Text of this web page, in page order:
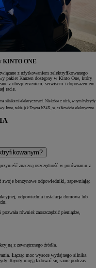
KINTO ONE
z użytkowaniem zelektryfikowanego
pakiet Kanzen dostępny w Kinto One, który
z ubezpieczeniem, serwisem i doposażeniem
racie.
silnikami elektrycznymi. Niektóre z nich, w tym hybrydy
Inne, takie jak Toyota bZ4X, są całkowicie elektryczne.
znaczną oszczędność w porównaniu z
benzynowe odpowiedniki, zapewniając
odpowiednia instalacja domowa lub
również zaoszczędzić pieniądze,
z zewnętrznego źródła.
Łącząc moc wysoce wydajnego silnika
Toyoty mogą ładować się same podczas